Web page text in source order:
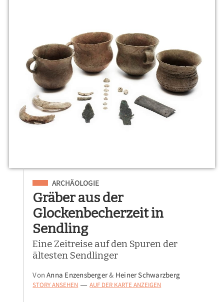
Eingeordnet unter
ARCHÄOLOGIE
Gräber aus der
Glockenbecherzeit in
Sendling
Eine Zeitreise auf den Spuren der
ältesten Sendlinger
VonAnna Enzensberger& Heiner Schwarzberg
STORY ANSEHEN — AUF DER KARTE ANZEIGEN